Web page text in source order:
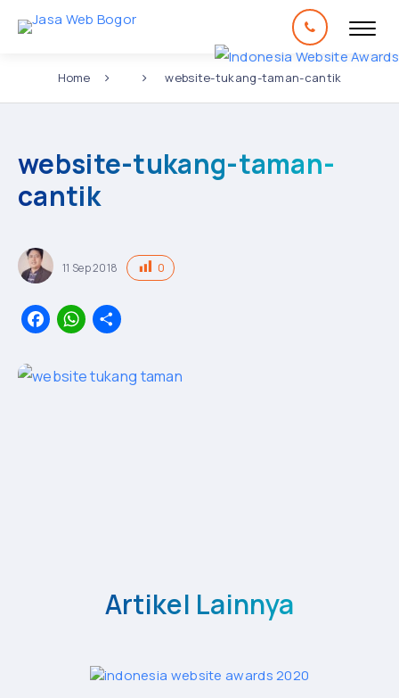
Home website-tukang-taman-cantik
website-tukang-taman-
cantik
11 Sep2018 0
Facebook
WhatsApp
Artikel Lainnya